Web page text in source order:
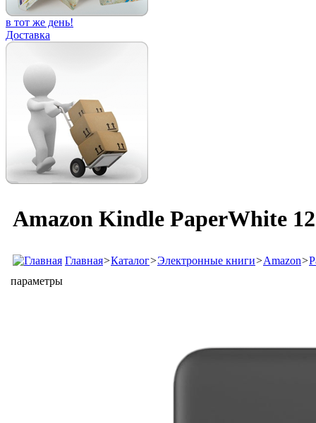
в тот же день!
Доставка
Amazon Kindle PaperWhite
Главная>Каталог>Электронные книги>Amazon>
параметры